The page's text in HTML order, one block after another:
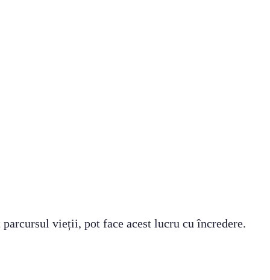
vieții, pot face acest lucru cu încredere.